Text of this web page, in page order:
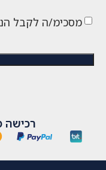
מסכימ/ה לקבל
רכישה